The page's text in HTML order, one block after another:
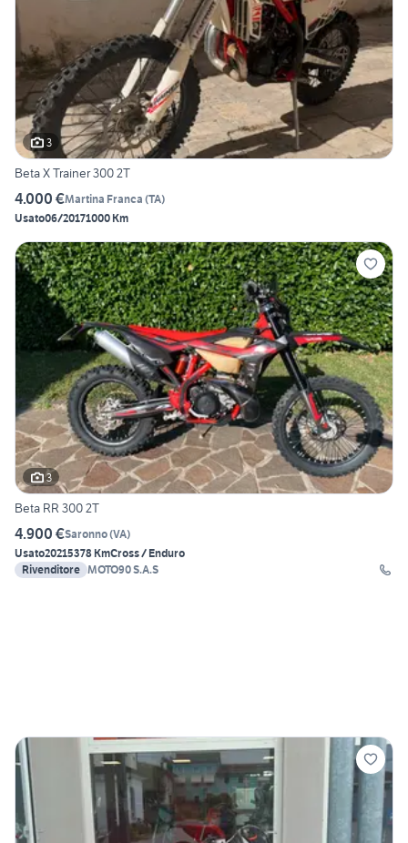
3
Beta X Trainer 300 2T
4.000 €Martina Franca (TA)
Usato06/20171000 Km
3
Beta RR 300 2T
4.900 €Saronno(VA)
Usato20215378 KmCross / Enduro
Rivenditore MOTO90 S.A.S